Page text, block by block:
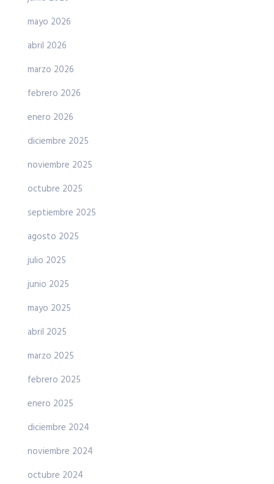
mayo 2026
abril 2026
marzo 2026
febrero 2026
enero 2026
diciembre 2025
noviembre 2025
octubre 2025
septiembre 2025
agosto 2025
julio 2025
junio 2025
mayo 2025
abril 2025
marzo 2025
febrero 2025
enero 2025
diciembre 2024
noviembre 2024
octubre 2024